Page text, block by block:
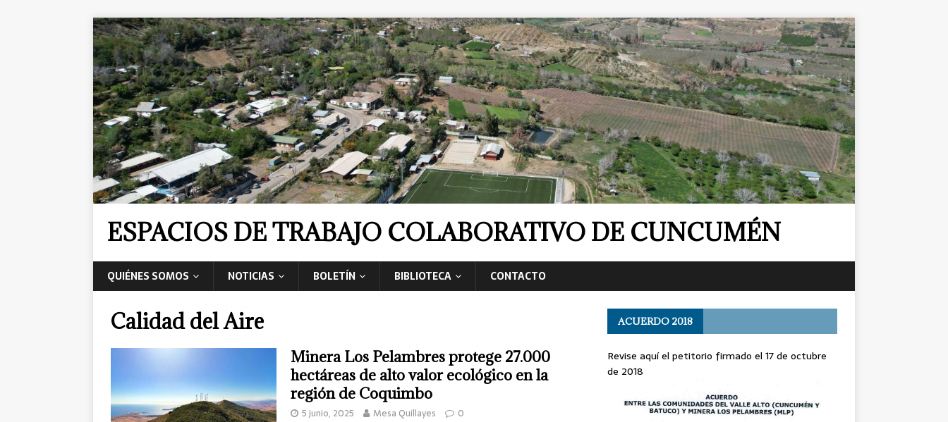
ESPACIOS DE TRABAJO COLABORATIVO DE CUNCUMÉN
QUIÉNES SOMOS NOTICIAS BOLETÍN BIBLIOTECA CONTACTO
Calidad del Aire
Minera Los Pelambres protege 27.000
hectáreas de alto valor ecológico en la
región de Coquimbo
5 junio, 2025 Mesa Quillayes 0
ACUERDO 2018
Revise aquí el petitorio firmado el 17 de octubre
de 2018